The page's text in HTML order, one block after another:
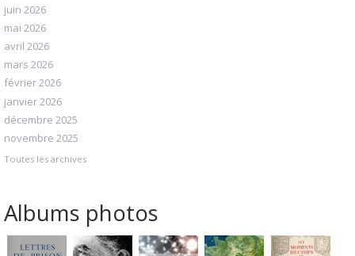
juin 2026
mai 2026
avril 2026
mars 2026
février 2026
janvier 2026
décembre 2025
novembre 2025
Toutes les archives
Albums photos